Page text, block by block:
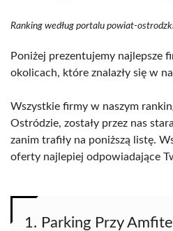
Ranking według portalu powiat-
Poniżej prezentujemy najlepsze
okolicach, które znalazły się w
Wszystkie firmy w naszym
Ostródzie, zostały przez nas
zanim trafiły na poniższą listę.
oferty najlepiej odpowiadające
1. Parking Przy